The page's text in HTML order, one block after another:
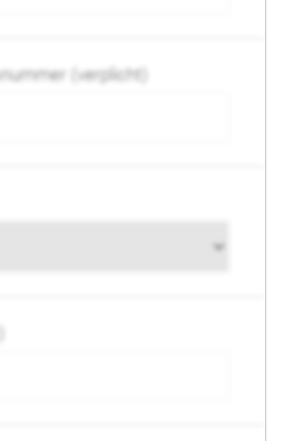
(verplicht)